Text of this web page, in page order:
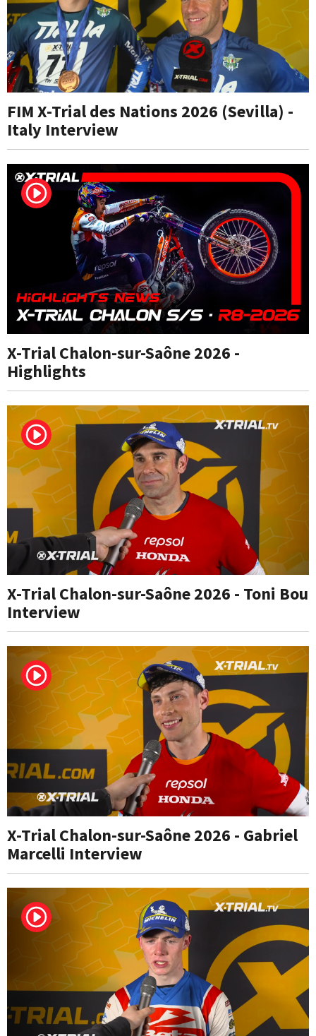
FIM X-Trial des Nations 2026 (Sevilla) -
Italy Interview
X-Trial Chalon-sur-Saône 2026 -
Highlights
X-Trial Chalon-sur-Saône 2026 - Toni Bou
Interview
X-Trial Chalon-sur-Saône 2026 - Gabriel
Marcelli Interview